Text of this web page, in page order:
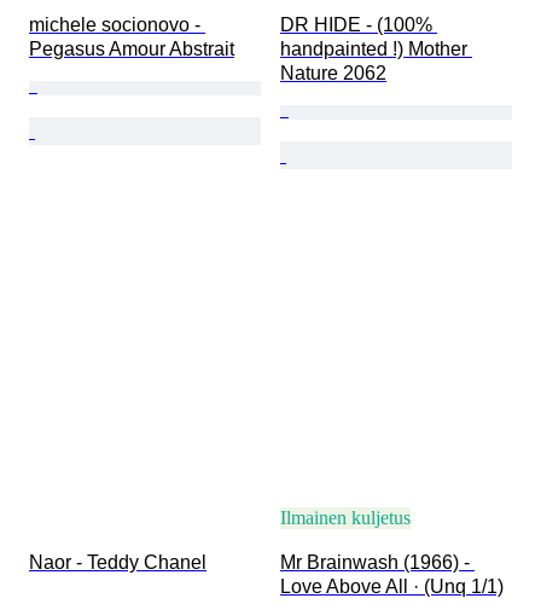
michele socionovo -
Pegasus Amour Abstrait
DR HIDE - (100%
handpainted !) Mother
Nature 2062
Naor - Teddy Chanel
Ilmainen kuljetus
Mr Brainwash (1966) -
Love Above All · (Unq 1/1)